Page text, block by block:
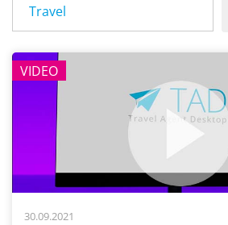
Travel
VIDEO
30.09.2021